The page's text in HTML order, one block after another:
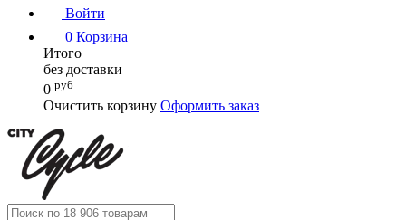
Войти
0 Корзина
Итого
без доставки
0 руб
Очистить корзину Оформить заказ